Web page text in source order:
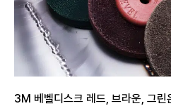
3M 베벨디스크 레드, 브라운, 그린